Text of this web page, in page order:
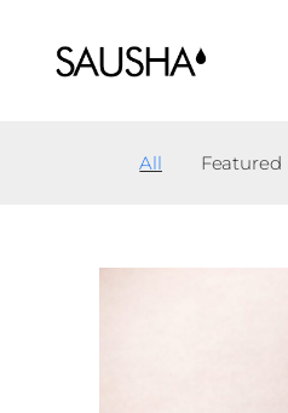
All Featured